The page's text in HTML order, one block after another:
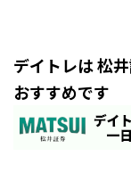
デイトレは 松
おすすめです